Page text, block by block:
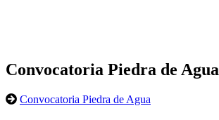
Convocatoria Piedra de Agua
Convocatoria Piedra de Agua